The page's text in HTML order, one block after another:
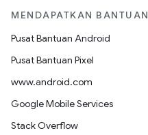
MENDAPATKAN BANTUAN
Pusat Bantuan Android
Pusat Bantuan Pixel
www.android.com
Google Mobile Services
Stack Overflow